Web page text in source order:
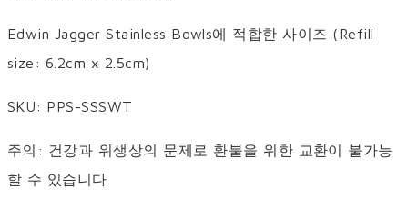
Edwin Jagger Stainless Bowls에 적합한 사이즈 (Refill
size: 6.2cm x 2.5cm)
SKU: PPS-SSSWT
주의: 건강과 위생상의 문제로 환불을 위한 교환이 불가능
할 수 있습니다.